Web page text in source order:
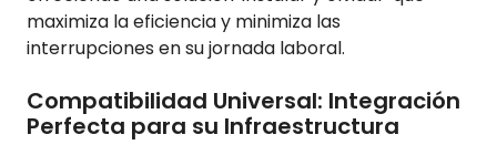
maximiza la eficiencia y minimiza las
interrupciones en su jornada laboral.
Compatibilidad Universal: Integración
Perfecta para su Infraestructura